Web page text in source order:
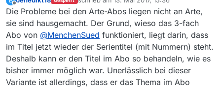
Thema “Die Toten von Turin (1/12)” und Titel Die
Toten von Turin(1/12).
Damit scheint sich nämlich keine Abo erzeugen, da
das Thema immer ein anderes ist.
Das Problem ist bekannt und hier wohl auch
zurückzuführen, dass ARTE die Einträge gleich benennt
(Title/Subtitle).
Gestern hatte auch jemand von ARTE das Bedürfnis mal
“Xenius:” statt “Xenius” zu schreiben (da wird offenbar
einiges an Text händisch statt automatisiert erstellt).
Die ganze Sortierung wird geradehier diskutiert.
Offline zuletzt editiert von
Die Probleme bei den Arte-Abos liegen nicht an Arte,
sie sind hausgemacht. Der Grund, wieso das 3-fach
Abo von @MenchenSued funktioniert, liegt darin, dass
im Titel jetzt wieder der Serientitel (mit Nummern) steht.
Deshalb kann er den Titel im Abo so behandeln, wie es
bisher immer möglich war. Unerlässlich bei dieser
Variante ist allerdings, dass er das Thema im Abo